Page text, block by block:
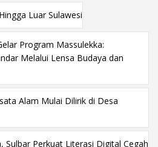
Luar Sulawesi
Program Massulekka:
Melalui Lensa Budaya dan
Alam Mulai Dilirik di Desa
Sulbar Perkuat Literasi Digital Cegah